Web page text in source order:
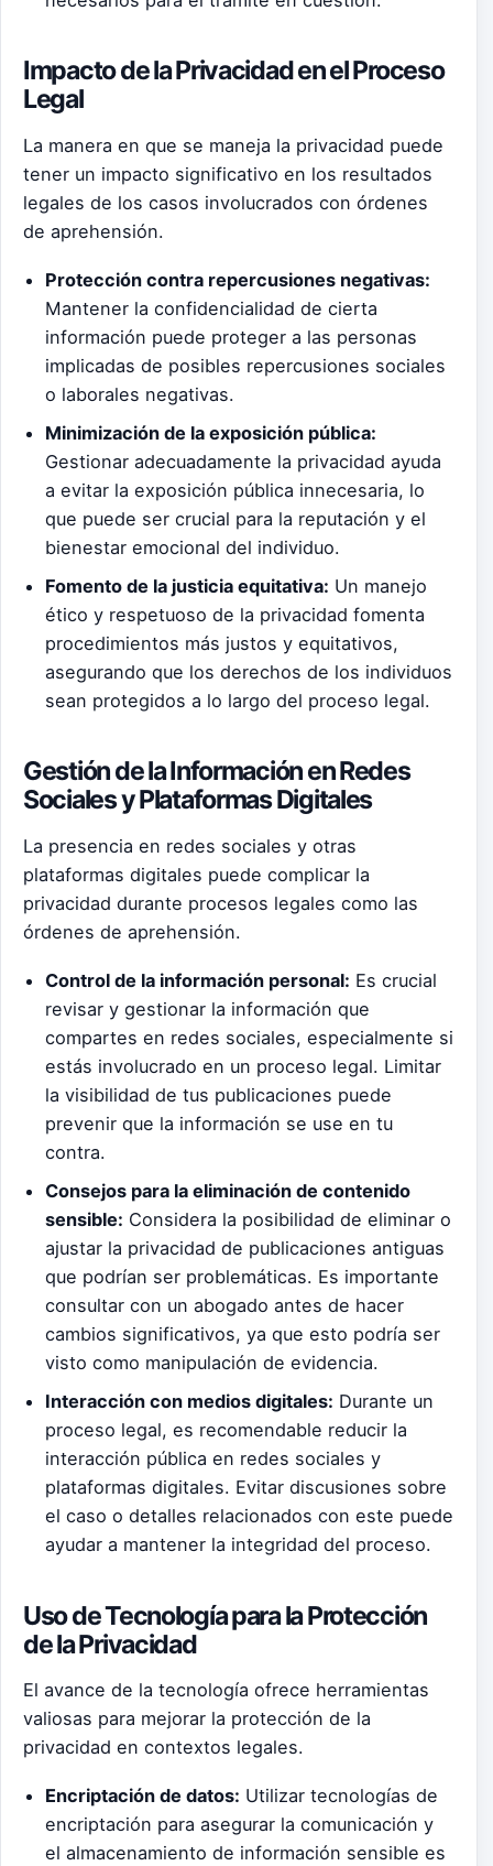
Impacto de la Privacidad en el Proceso
Legal
La manera en que se maneja la privacidad puede
tener un impacto significativo en los resultados
legales de los casos involucrados con órdenes
de aprehensión.
Protección contra repercusiones negativas:
Mantener la confidencialidad de cierta
información puede proteger a las personas
implicadas de posibles repercusiones sociales
o laborales negativas.
Minimización de la exposición pública:
Gestionar adecuadamente la privacidad ayuda
a evitar la exposición pública innecesaria, lo
que puede ser crucial para la reputación y el
bienestar emocional del individuo.
Fomento de la justicia equitativa: Un manejo
ético y respetuoso de la privacidad fomenta
procedimientos más justos y equitativos,
asegurando que los derechos de los individuos
sean protegidos a lo largo del proceso legal.
Gestión de la Información en Redes
Sociales y Plataformas Digitales
La presencia en redes sociales y otras
plataformas digitales puede complicar la
privacidad durante procesos legales como las
órdenes de aprehensión.
Control de la información personal: Es crucial
revisar y gestionar la información que
compartes en redes sociales, especialmente si
estás involucrado en un proceso legal. Limitar
la visibilidad de tus publicaciones puede
prevenir que la información se use en tu
contra.
Consejos para la eliminación de contenido
sensible: Considera la posibilidad de eliminar o
ajustar la privacidad de publicaciones antiguas
que podrían ser problemáticas. Es importante
consultar con un abogado antes de hacer
cambios significativos, ya que esto podría ser
visto como manipulación de evidencia.
Interacción con medios digitales: Durante un
proceso legal, es recomendable reducir la
interacción pública en redes sociales y
plataformas digitales. Evitar discusiones sobre
el caso o detalles relacionados con este puede
ayudar a mantener la integridad del proceso.
Uso de Tecnología para la Protección
de la Privacidad
El avance de la tecnología ofrece herramientas
valiosas para mejorar la protección de la
privacidad en contextos legales.
Encriptación de datos: Utilizar tecnologías de
encriptación para asegurar la comunicación y
el almacenamiento de información sensible es